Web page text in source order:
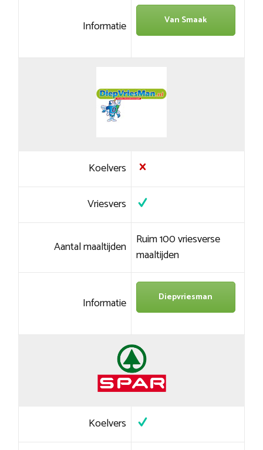
Informatie Van Smaak
Koelvers
Vriesvers
Aantal maaltijden Ruim 100 vriesverse
maaltijden
Informatie Diepvriesman
Koelvers